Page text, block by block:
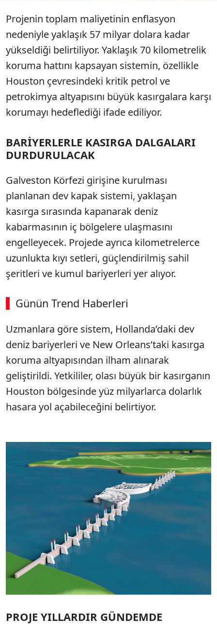
Projenin toplam maliyetinin enflasyon
nedeniyle yaklaşık 57 milyar dolara kadar
yükseldiği belirtiliyor. Yaklaşık 70 kilometrelik
koruma hattını kapsayan sistemin, özellikle
Houston çevresindeki kritik petrol ve
petrokimya altyapısını büyük kasırgalara karşı
korumayı hedeflediği ifade ediliyor.
BARİYERLERLE KASIRGA DALGALARI
DURDURULACAK
Galveston Körfezi girişine kurulması
planlanan dev kapak sistemi, yaklaşan
kasırga sırasında kapanarak deniz
kabarmasının iç bölgelere ulaşmasını
engelleyecek. Projede ayrıca kilometrelerce
uzunlukta kıyı setleri, güçlendirilmiş sahil
şeritleri ve kumul bariyerleri yer alıyor.
Günün Trend Haberleri
Uzmanlara göre sistem, Hollanda’daki dev
deniz bariyerleri ve New Orleans’taki kasırga
koruma altyapısından ilham alınarak
geliştirildi. Yetkililer, olası büyük bir kasırganın
Houston bölgesinde yüz milyarlarca dolarlık
hasara yol açabileceğini belirtiyor.
PROJE YILLARDIR GÜNDEMDE